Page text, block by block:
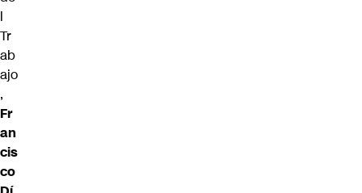
l
Tr
ab
ajo
,
Fr
an
cis
co